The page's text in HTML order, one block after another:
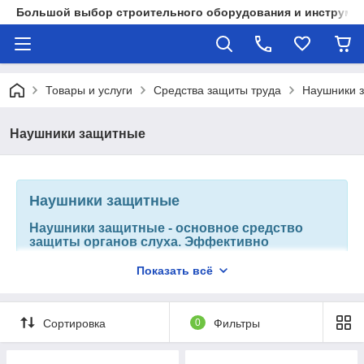
Большой выбор строительного оборудования и
Товары и услуги Средства защиты труда Наушники
Наушники защитные
Наушники защитные
Наушники защитные - основное средство
защиты органов слуха. Эффективно
производственного шума. Для большего
Показать всё
Сортировка 0 Фильтры